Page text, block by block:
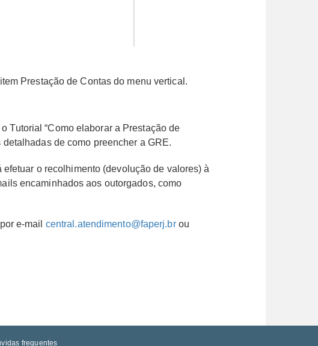
Prestação de Contas do menu vertical.
Tutorial “Como elaborar a Prestação de
de como preencher a GRE.
o recolhimento (devolução de valores) à
encaminhados aos outorgados, como
e-mail central.atendimento@faperj.br ou
frequentes